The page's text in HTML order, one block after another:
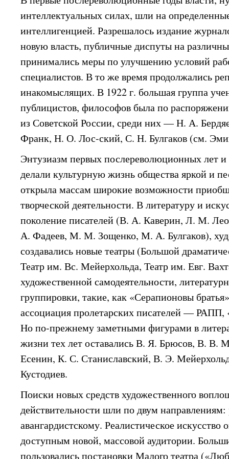
интеллектуальных силах, шли на
интеллигенцией. Разрешалось издание
новую власть, публичные диспуты на
принимались меры по улучшению условий
специалистов. В то же время продолжались
инакомыслящих. В 1922 г. большая группа
публицистов, философов была по
из Советской России, среди них — Н. А.
Франк, Н. О. Лос-ский, С. Н. Булгаков (см.
Энтузиазм первых послереволюционных лет и
делали культурную жизнь общества яркой и
открыла массам широкие возможности
творческой деятельности. В литературу и
поколение писателей (В. А. Каверин, Л. М.
А. Фадеев, М. М. Зощенко, М. А. Булгаков),
создавались новые театры (Большой
Театр им. Вс. Мейерхольда, Театр им. Евг.
художественной самодеятельности,
группировки, такие, как «Серапионовы
ассоциация пролетарских писателей — РАПП,
Но по-прежнему заметными фигурами в
жизни тех лет оставались В. Я. Брюсов, В. В.
Есенин, К. С. Станиславский, В. Э.
Кустодиев.
Поиски новых средств художественного
действительности шли по двум
авангардистскому. Реалистическое искусство
доступным новой, массовой аудитории.
пользовались постановки Малого театра